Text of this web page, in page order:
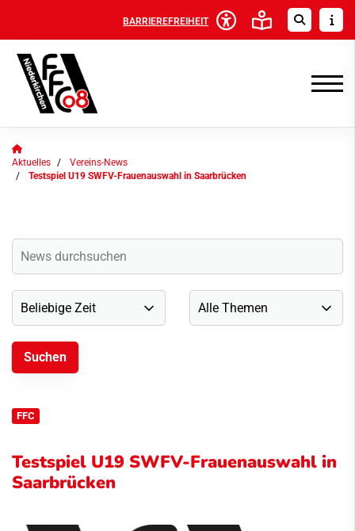
BARRIEREFREIHEIT
Aktuelles
Vereins-News
Testspiel U19 SWFV-Frauenauswahl in Saarbrücken
FFC
Testspiel U19 SWFV-Frauenauswahl in
Saarbrücken